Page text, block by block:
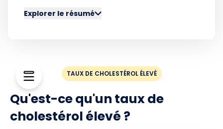
Explorer le résumé
TAUX DE CHOLESTÉROL ÉLEVÉ
Qu'est-ce qu'un taux de
cholestérol élevé ?